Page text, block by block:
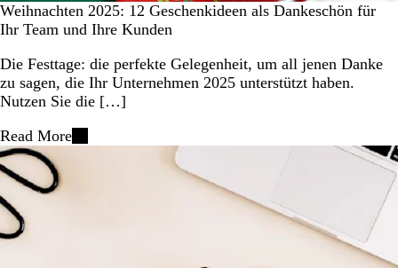
Weihnachten 2025: 12 Geschenkideen als Dankeschön für
Ihr Team und Ihre Kunden
Die Festtage: die perfekte Gelegenheit, um all jenen Danke
zu sagen, die Ihr Unternehmen 2025 unterstützt haben.
Nutzen Sie die […]
Read More